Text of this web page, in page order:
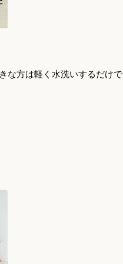
な方は軽く水洗いするだけ